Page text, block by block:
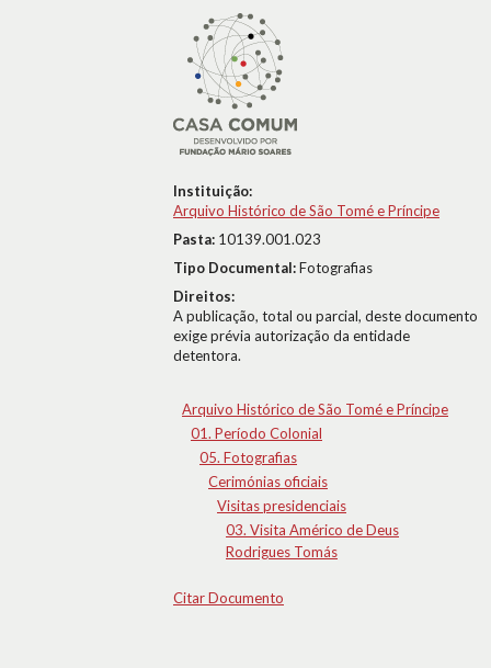
Instituição:
Arquivo Histórico de São Tomé e Príncipe
Pasta: 10139.001.023
Tipo Documental:Fotografias
Direitos:
A publicação, total ou parcial, deste documento
exige prévia autorização da entidade
detentora.
Arquivo Histórico de São Tomé e Príncipe
01. Período Colonial
05. Fotografias
Cerimónias oficiais
Visitas presidenciais
03. Visita Américo de Deus
Rodrigues Tomás
Citar Documento